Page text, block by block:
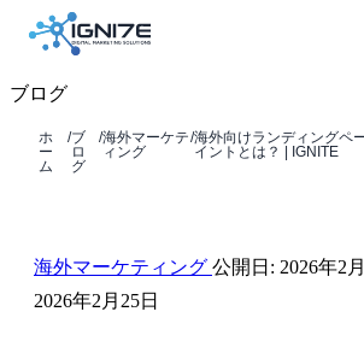
ブログ
ホ
ー
ム
/ブ
ロ
グ
/海外マーケテ
ィング
/海外向けランディングペ
イントとは？ | IGNITE
海外マーケティング 公開日: 2026年2
2026年2月25日